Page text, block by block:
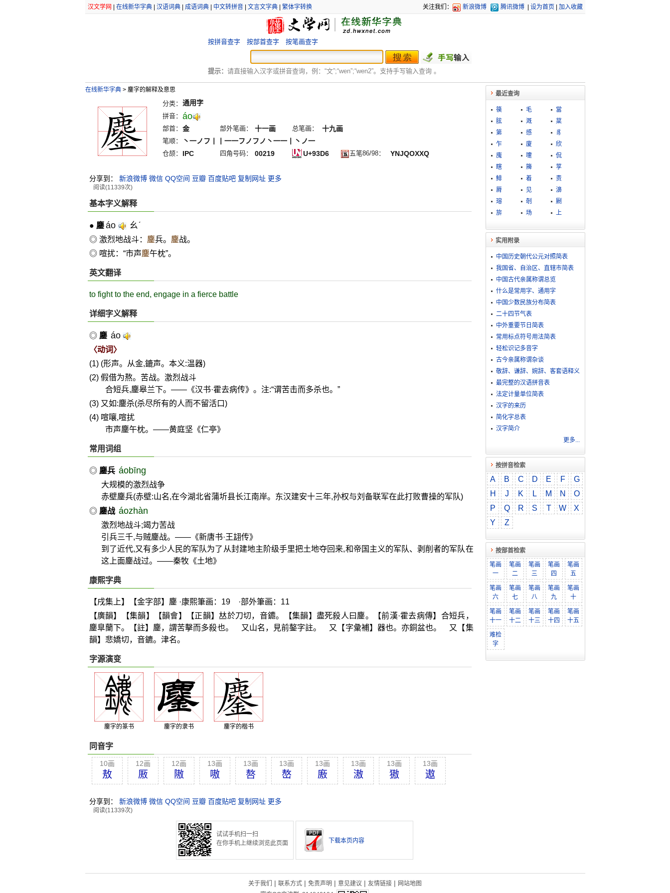
汉文学网 在线新华字典| 汉语词典| 成语词典| 中文转拼音| 文言文字典| 繁体字转换 关注我们： 新浪微博 腾讯微博 设为首页 加入收藏
按拼音查字 按部首查字 按笔画查字
提示： 请直接输入汉字或拼音查询，例：“文”;“wen”;“wen2”。支持手写输入查询 。
在线新华字典 >鏖字的解释及意思
分类： 通用字
拼音： áo
部首： 金 部外笔画： 十一画 总笔画： 十九画
笔顺： 丶一ノフ丨丨一一フノフノ丶一一丨丶ノ一
仓颉： IPC 四角号码： 00219 U+93D6 五笔86/98： YNJQOXXQ
分享到： 新浪微博 微信 QQ空间 豆瓣 百度贴吧 复制网址 更多
阅读(11339次)
基本字义解释
● 鏖 áo ㄠˊ
◎ 激烈地战斗： 鏖兵。 鏖战。
◎ 喧扰：“市声鏖午枕”。
英文翻译
to fight to the end, engage in a fierce battle
详细字义解释
◎ 鏖 áo
〈动词〉
(1) (形声。从金,鏕声。本义:温器)
(2) 假借为熬。苦战。激烈战斗
合短兵,鏖皋兰下。——《汉书·霍去病传》。注:“谓苦击而多杀也。”
(3) 又如:鏖杀(杀尽所有的人而不留活口)
(4) 喧嚷,喧扰
市声鏖午枕。——黄庭坚《仁亭》
常用词组
◎ 鏖兵 áobīng
大规模的激烈战争
赤壁鏖兵(赤壁:山名,在今湖北省蒲圻县长江南岸。东汉建安十三年,孙权与刘备联军在此打败曹操的军队)
◎ 鏖战 áozhàn
激烈地战斗;竭力苦战
引兵三千,与贼鏖战。——《新唐书·王翃传》
到了近代,又有多少人民的军队为了从封建地主阶级手里把土地夺回来,和帝国主义的军队、剥削者的军队在
这上面鏖战过。——秦牧《土地》
康熙字典
【戌集上】【金字部】鏖 ·康熙筆画：19 ·部外筆画：11
【廣韻】【集韻】【韻會】【正韻】𠀤於刀切，音䥝。【集韻】盡死殺人曰鏖。【前漢·霍去病傳】合短兵，
鏖臯蘭下。【註】鏖，謂苦擊而多殺也。 又山名，見前鏊字註。 又【字彙補】器也。亦銅盆也。 又【集
韻】悲嬌切，音鑣。津名。
字源演变
鏖字的篆书 鏖字的隶书 鏖字的楷书
同音字
10画
敖
12画
厫
12画
隞
13画
嗷
13画
嗸
13画
嶅
13画
廒
13画
滶
13画
獓
13画
遨
分享到： 新浪微博 微信 QQ空间 豆瓣 百度贴吧 复制网址 更多
阅读(11339次)
试试手机扫一扫
在你手机上继续浏览此页面
下载本页内容
最近查询
篌 毛
當
胘
溉
棻
第
感
豸
乍
廈
欣
廆
嚔
侃
瞎
簰
莩
鯡
着
责
脣
见
濞
瑢
剞
劂
旂
场 上
实用附录
中国历史朝代公元对照简表
我国省、自治区、直辖市简表
中国古代亲属称谓总览
什么是常用字、通用字
中国少数民族分布简表
二十四节气表
中外重要节日简表
常用标点符号用法简表
轻松识记多音字
古今亲属称谓杂谈
敬​辞​、​谦​辞​、​婉​辞​、​客​套​语​释​义
最完整的汉语拼音表
法定计量单位简表
汉字的来历
简化字总表
汉字简介
更多...
按拼音检索
A B C D E F
G
H
J K L M N
O
P
Q R S T W
X
Y
Z
按部首检索
笔画
一
笔画
二
笔画
三
笔画
四
笔画
五
笔画
六
笔画
七
笔画
八
笔画
九
笔画
十
笔画
十一
笔画
十二
笔画
十三
笔画
十四
笔画
十五
难检
字
关于我们 | 联系方式 | 免责声明 | 意见建议 | 友情链接 | 网站地图